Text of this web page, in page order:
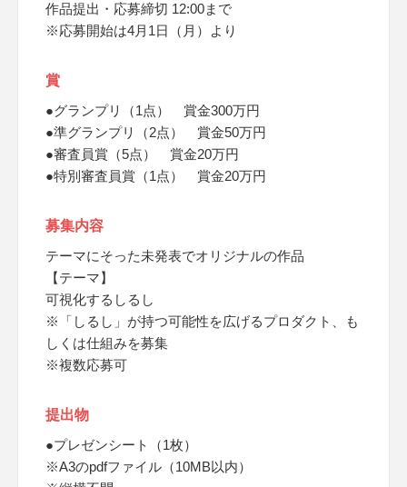
作品提出・応募締切 12:00まで
※応募開始は4月1日（月）より
賞
●グランプリ（1点） 賞金300万円
●準グランプリ（2点） 賞金50万円
●審査員賞（5点） 賞金20万円
●特別審査員賞（1点） 賞金20万円
募集内容
テーマにそった未発表でオリジナルの作品
【テーマ】
可視化するしるし
※「しるし」が持つ可能性を広げるプロダクト、も
しくは仕組みを募集
※複数応募可
提出物
●プレゼンシート（1枚）
※A3のpdfファイル（10MB以内）